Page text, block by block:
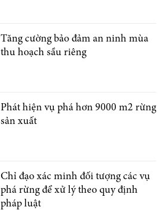
Tăng cường bảo đảm an ninh mùa
thu hoạch sầu riêng
Phát hiện vụ phá hơn 9000 m2 rừng
sản xuất
Chỉ đạo xác minh đối tượng các vụ
phá rừng để xử lý theo quy định
pháp luật